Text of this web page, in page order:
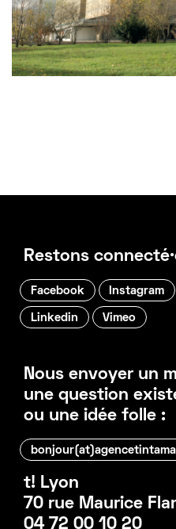
Restons
Facebook Instagram
Linkedin Vimeo
Nous envoyer un
une question
ou une idée folle :
t! Lyon
70 rue Maurice
04 72 00 10 20